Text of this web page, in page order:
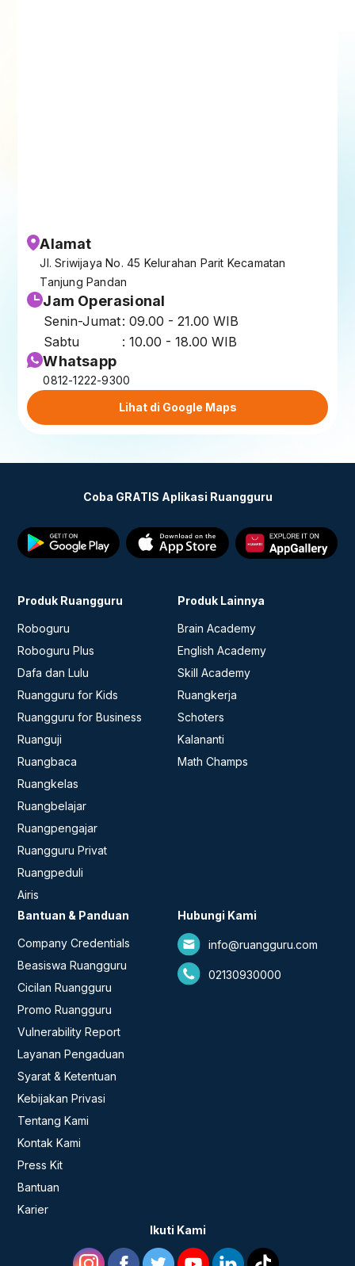
Alamat
Jl. Sriwijaya No. 45 Kelurahan Parit Kecamatan
Tanjung Pandan
Jam Operasional
Senin-Jumat: 09.00 - 21.00 WIB
Sabtu
: 10.00 - 18.00 WIB
Whatsapp
0812-1222-9300
Lihat di Google Maps
Coba GRATIS Aplikasi Ruangguru
Produk Ruangguru
Roboguru
Roboguru Plus
Dafa dan Lulu
Ruangguru for Kids
Ruangguru for Business
Ruanguji
Ruangbaca
Ruangkelas
Ruangbelajar
Ruangpengajar
Ruangguru Privat
Ruangpeduli
Airis
Produk Lainnya
Brain Academy
English Academy
Skill Academy
Ruangkerja
Schoters
Kalananti
Math Champs
Bantuan & Panduan
Company Credentials
Beasiswa Ruangguru
Cicilan Ruangguru
Promo Ruangguru
Vulnerability Report
Layanan Pengaduan
Syarat & Ketentuan
Kebijakan Privasi
Tentang Kami
Kontak Kami
Press Kit
Bantuan
Karier
Hubungi Kami
info@ruangguru.com
02130930000
Ikuti Kami